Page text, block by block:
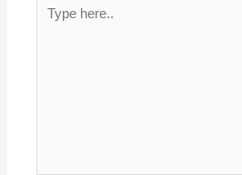
here..